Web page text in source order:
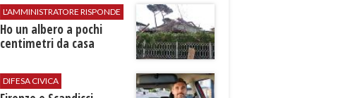
L'AMMINISTRATORE RISPONDE
Ho un albero a pochi
centimetri da casa
DIFESA CIVICA